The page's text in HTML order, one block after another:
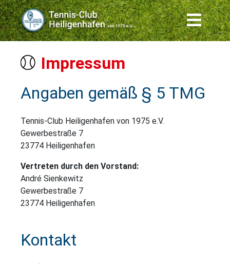
Impressum
Angaben gemäß § 5 TMG
Tennis-Club Heiligenhafen von 1975 e.V.
Gewerbestraße 7
23774 Heiligenhafen
Vertreten durch den Vorstand:
André Sienkewitz
Gewerbestraße 7
23774 Heiligenhafen
Kontakt